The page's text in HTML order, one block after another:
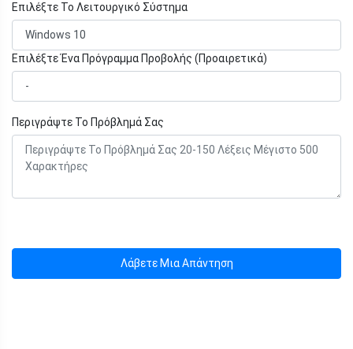
Επιλέξτε Το Λειτουργικό Σύστημα
Επιλέξτε Ένα Πρόγραμμα Προβολής (Προαιρετικά)
Περιγράψτε Το Πρόβλημά Σας
Λάβετε Μια Απάντηση